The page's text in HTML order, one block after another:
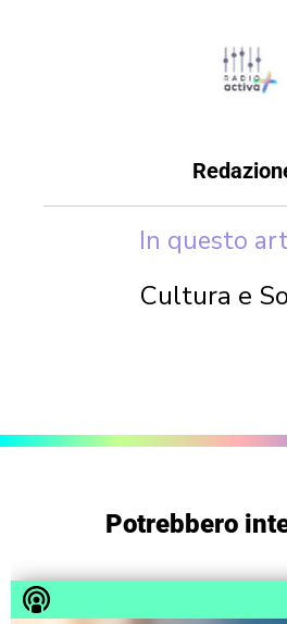
In questo
Cultura e
Potrebbero